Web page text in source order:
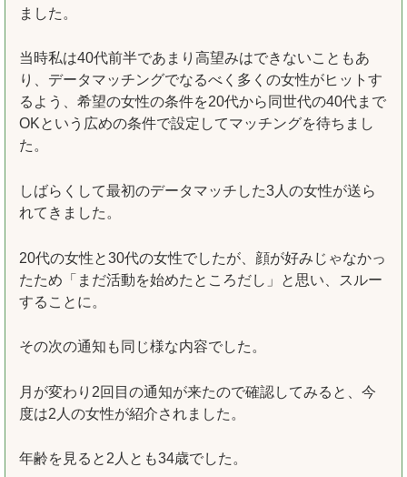
ました。
当時私は40代前半であまり高望みはできないこともあ
り、データマッチングでなるべく多くの女性がヒットす
るよう、希望の女性の条件を20代から同世代の40代まで
OKという広めの条件で設定してマッチングを待ちまし
た。
しばらくして最初のデータマッチした3人の女性が送ら
れてきました。
20代の女性と30代の女性でしたが、顔が好みじゃなかっ
たため「まだ活動を始めたところだし」と思い、スルー
することに。
その次の通知も同じ様な内容でした。
月が変わり2回目の通知が来たので確認してみると、今
度は2人の女性が紹介されました。
年齢を見ると2人とも34歳でした。